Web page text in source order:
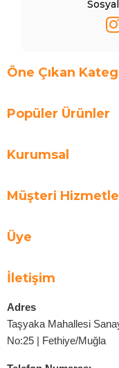
Öne Çıkan
Popüler Ürünler
Kurumsal
Müşteri
Üye
İletişim
Adres
Taşyaka Mahallesi
No:25 | Fethiye/Muğla